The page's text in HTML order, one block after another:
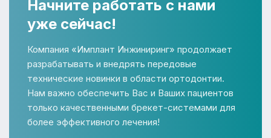
Начните работать с нами
уже сейчас!
Компания «Имплант Инжиниринг» продолжает
разрабатывать и внедрять передовые
технические новинки в области ортодонтии.
Нам важно обеспечить Вас и Ваших пациентов
только качественными брекет-системами для
более эффективного лечения!